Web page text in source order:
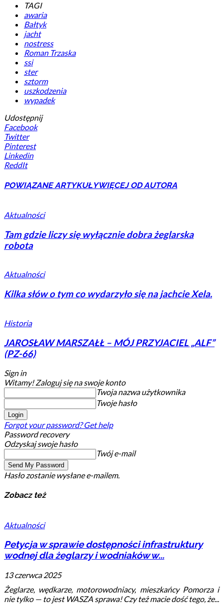
TAGI
awaria
Bałtyk
jacht
nostress
Roman Trzaska
ssi
ster
sztorm
uszkodzenia
wypadek
Udostępnij
Facebook
Twitter
Pinterest
Linkedin
ReddIt
POWIĄZANE ARTYKUŁYWIĘCEJ OD AUTORA
Aktualności
Tam gdzie liczy się wyłącznie dobra żeglarska
robota
Aktualności
Kilka słów o tym co wydarzyło się na jachcie Xela.
Historia
JAROSŁAW MARSZAŁŁ – MÓJ PRZYJACIEL „ALF”
(PZ-66)
Sign in
Witamy! Zaloguj się na swoje konto
Twoja nazwa użytkownika
Twoje hasło
Forgot your password? Get help
Password recovery
Odzyskaj swoje hasło
Twój e-mail
Hasło zostanie wysłane e-mailem.
Zobacz też
Aktualności
Petycja w sprawie dostępności infrastruktury
wodnej dla żeglarzy i wodniaków w...
13 czerwca 2025
Żeglarze, wędkarze, motorowodniacy, mieszkańcy Pomorza i
nie tylko — to jest WASZA sprawa! Czy też macie dość tego, że...